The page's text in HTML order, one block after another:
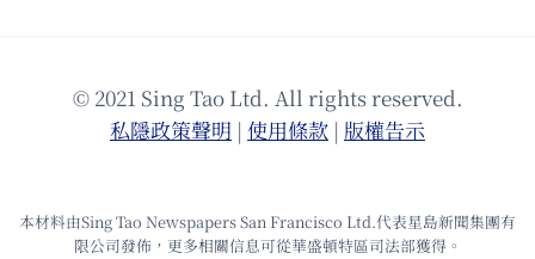
© 2021 Sing Tao Ltd. All rights reserved.
私隱政策聲明 | 使⽤條款 | 版權告⽰
本材料由Sing Tao Newspapers San Francisco Ltd.代表星島新聞集團有
限公司發佈，更多相關信息可從華盛頓特區司法部獲得。